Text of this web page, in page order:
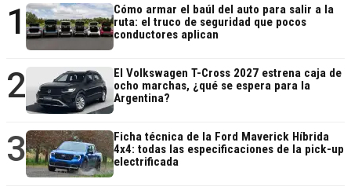
1
Cómo armar el baúl del auto para salir a la
ruta: el truco de seguridad que pocos
conductores aplican
2
El Volkswagen T-Cross 2027 estrena caja de
ocho marchas, ¿qué se espera para la
Argentina?
3
Ficha técnica de la Ford Maverick Híbrida
4x4: todas las especificaciones de la pick-up
electrificada